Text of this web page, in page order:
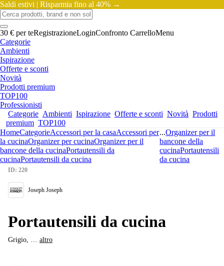
Saldi estivi | Risparmia fino al 40% →
30 € per teRegistrazioneLoginConfronto CarrelloMenu
Categorie
Ambienti
Ispirazione
Offerte e sconti
Novità
Prodotti premium
TOP100
Professionisti
Categorie Ambienti Ispirazione Offerte e sconti Novità Prodotti
premium TOP100
HomeCategorieAccessori per la casaAccessori per
la cucinaOrganizer per cucinaOrganizer per il
bancone della cucinaPortautensili da
cucinaPortautensili da cucina
...Organizer per il
bancone della
cucinaPortautensili
da cucina
ID: 220
Joseph Joseph
Portautensili da cucina
Grigio, … altro